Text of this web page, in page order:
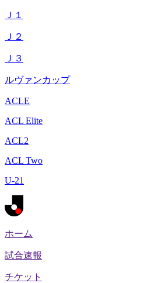
Ｊ１
Ｊ２
Ｊ３
ルヴァンカップ
ACLE
ACL Elite
ACL2
ACL Two
U-21
ホーム
試合速報
チケット